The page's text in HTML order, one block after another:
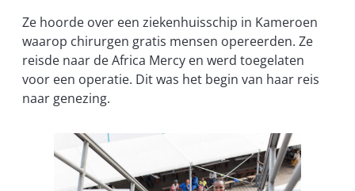
Ze hoorde over een ziekenhuisschip in Kameroen
waarop chirurgen gratis mensen opereerden. Ze
reisde naar de Africa Mercy en werd toegelaten
voor een operatie. Dit was het begin van haar reis
naar genezing.